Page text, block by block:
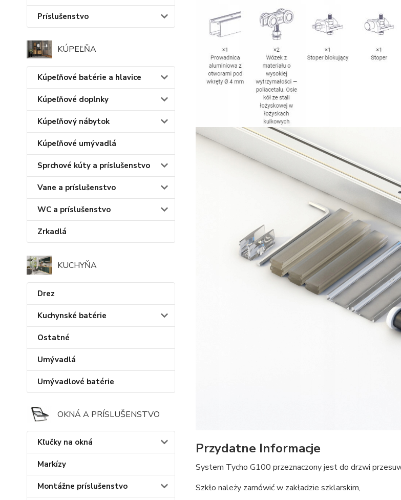
Príslušenstvo
KÚPEĽŇA
Kúpeľňové batérie a hlavice
Kúpeľňové doplnky
Kúpeľňový nábytok
Kúpeľňové umývadlá
Sprchové kúty a príslušenstvo
Vane a príslušenstvo
WC a príslušenstvo
Zrkadlá
KUCHYŇA
Drez
Kuchynské batérie
Ostatné
Umývadlá
Umývadlové batérie
OKNÁ A PRÍSLUŠENSTVO
Kľučky na okná
Markízy
Montážne príslušenstvo
Przydatne Informacje
System Tycho G100 przeznaczony jest do drzwi
Szkło należy zamówić w zakładzie szklarskim,